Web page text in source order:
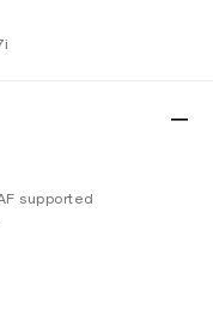
supported